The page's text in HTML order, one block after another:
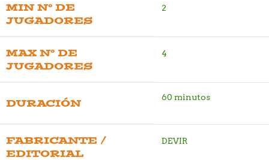
MIN Nº DE
JUGADORES
2
MAX Nº DE
JUGADORES
4
DURACIÓN 60 minutos
FABRICANTE /
EDITORIAL
DEVIR